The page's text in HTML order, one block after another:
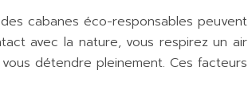
cabanes éco-responsables peuvent
avec la nature, vous respirez un air
détendre pleinement. Ces facteurs